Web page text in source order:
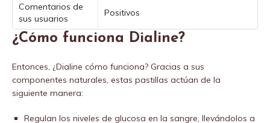
Comentarios de
sus usuarios
Positivos
¿Cómo funciona Dialine?
Entonces, ¿Dialine cómo funciona? Gracias a sus
componentes naturales, estas pastillas actúan de la
siguiente manera:
Regulan los niveles de glucosa en la sangre, llevándolos a